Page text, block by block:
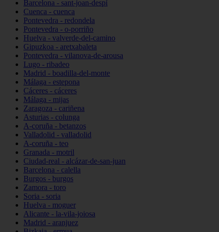
Barcelona - sant-joan-despí
Cuenca - cuenca
Pontevedra - redondela
Pontevedra - o-porriño
Huelva - valverde-del-camino
Gipuzkoa - aretxabaleta
Pontevedra - vilanova-de-arousa
Lugo - ribadeo
Madrid - boadilla-del-monte
Málaga - estepona
Cáceres - cáceres
Málaga - mijas
Zaragoza - cariñena
Asturias - colunga
A-coruña - betanzos
Valladolid - valladolid
A-coruña - teo
Granada - motril
Ciudad-real - alcázar-de-san-juan
Barcelona - calella
Burgos - burgos
Zamora - toro
Soria - soria
Huelva - moguer
Alicante - la-vila-joiosa
Madrid - aranjuez